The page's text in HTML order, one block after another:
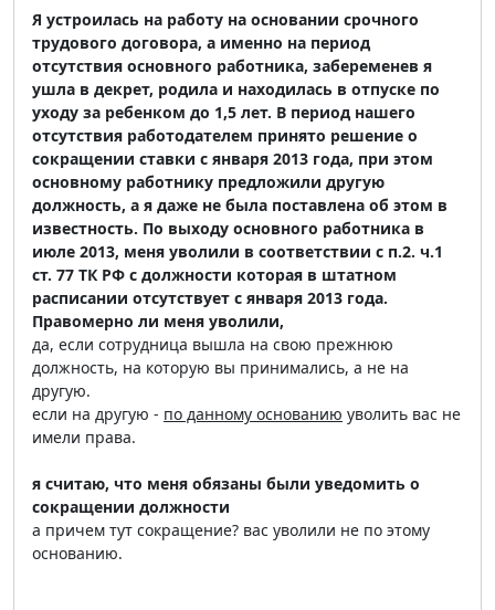
Я устроилась на работу на основании срочного
трудового договора, а именно на период
отсутствия основного работника, забеременев я
ушла в декрет, родила и находилась в отпуске по
уходу за ребенком до 1,5 лет. В период нашего
отсутствия работодателем принято решение о
сокращении ставки с января 2013 года, при этом
основному работнику предложили другую
должность, а я даже не была поставлена об этом в
известность. По выходу основного работника в
июле 2013, меня уволили в соответствии с п.2. ч.1
ст. 77 ТК РФ с должности которая в штатном
расписании отсутствует с января 2013 года.
Правомерно ли меня уволили,
да, если сотрудница вышла на свою прежнюю
должность, на которую вы принимались, а не на
другую.
если на другую - по данному основанию уволить вас не
имели права.
я считаю, что меня обязаны были уведомить о
сокращении должности
а причем тут сокращение? вас уволили не по этому
основанию.